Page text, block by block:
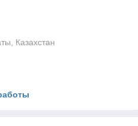
Казахстан